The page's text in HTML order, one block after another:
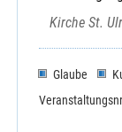
Kirche St.
Glaube